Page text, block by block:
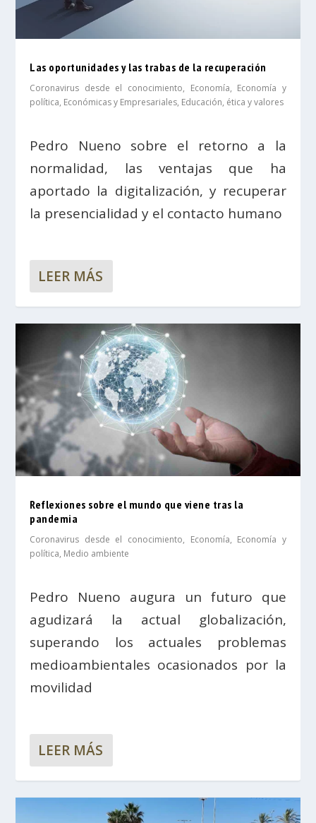
Las oportunidades y las trabas de la recuperación
Coronavirus desde el conocimiento, Economía, Economía y
política, Económicas y Empresariales, Educación, ética y valores
Pedro Nueno sobre el retorno a la
normalidad, las ventajas que ha
aportado la digitalización, y recuperar
la presencialidad y el contacto humano
LEER MÁS
Reflexiones sobre el mundo que viene tras la
pandemia
Coronavirus desde el conocimiento, Economía, Economía y
política, Medio ambiente
Pedro Nueno augura un futuro que
agudizará la actual globalización,
superando los actuales problemas
medioambientales ocasionados por la
movilidad
LEER MÁS